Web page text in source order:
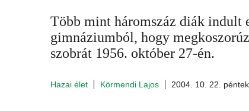
Több mint háromszáz diák indult
gimnáziumból, hogy
szobrát 1956. október 27-én.
Hazai élet Körmendi Lajos 2004. 10. 22. péntek